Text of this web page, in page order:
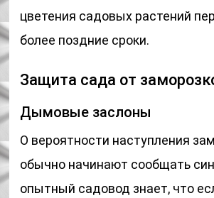
цветения садовых растений
более поздние сроки.
Защита сада от
Дымовые заслоны
О вероятности наступления
обычно начинают сообщать
опытный садовод знает, что